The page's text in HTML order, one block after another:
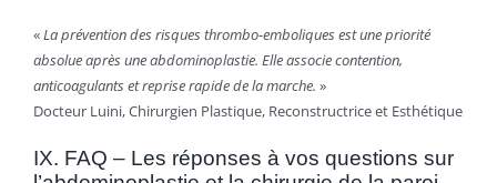
«La prévention des risques thrombo-emboliques est une priorité
absolue après une abdominoplastie. Elle associe contention,
anticoagulants et reprise rapide de la marche. »
Docteur Luini, Chirurgien Plastique, Reconstructrice et Esthétique
IX. FAQ – Les réponses à vos questions sur